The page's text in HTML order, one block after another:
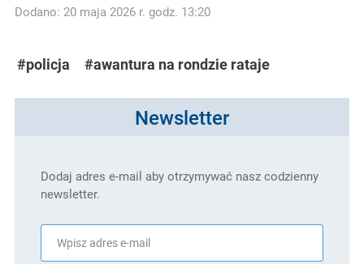
Dodano: 20 maja 2026 r. godz. 13:20
#policja #awantura na rondzie rataje
Newsletter
Dodaj adres e-mail aby otrzymywać nasz codzienny
newsletter.